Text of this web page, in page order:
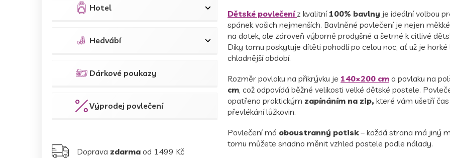
Hotel
Hedvábí
Dárkové poukazy
Výprodej povlečení
Doprava zdarma od 1499 Kč
Dětské povlečení z kvalitní100% bavlny je ideální volbou
spánek vašich nejmenších. Bavlněné povlečení je nejen
na dotek, ale zároveň výborně prodyšné a šetrné k citlivé
Díky tomu poskytuje dítěti pohodlí po celou noc, ať už je
chladnější období.
Rozměr povlaku na přikrývku je 140×200 cm a povlaku na
cm , což odpovídá běžné velikosti velké dětské postele.
opatřeno praktickým zapínáním na zip, které vám ušetří
převlékání lůžkovin.
Povlečení má oboustranný potisk– každá strana má jiný
tomu můžete snadno měnit vzhled postele podle nálady.